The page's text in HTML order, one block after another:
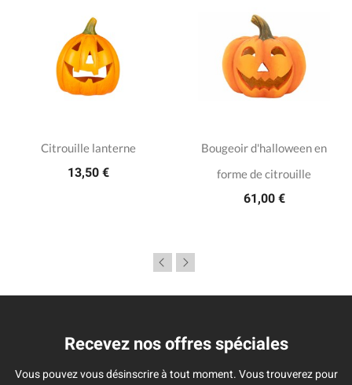
Citrouille lanterne
13,50 €
Bougeoir d'halloween en
forme de citrouille
61,00 €
Recevez nos offres spéciales
Vous pouvez vous désinscrire à tout moment. Vous trouverez pour